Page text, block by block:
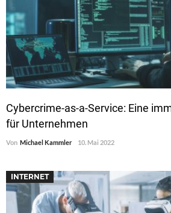
Cybercrime-as-a-Service: Eine
für Unternehmen
Von Michael Kammler 10. Mai 2022
INTERNET